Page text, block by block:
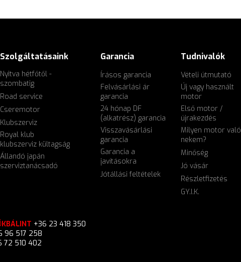
Szolgáltatásaink
Nyitva hétfőtől -
szombatig
Road service
Cseremotor
Klubszerviz
Royal klub
klubszerviz kültagság
Állandó japán
szerviztanácsadó
Garancia
Írásos garancia
Felvásárlási ár
garancia
24 hónap DF
(alkatrész) garancia
Visszavásárlási
garancia
Garancia a
javításokra
Jótállási feltételek
Tudnivalók
Vételi útmutató
Új vagy használt
motor
Első motor /
újrakezdés
Milyen motor való
nekem?
Minőség
Jó vásár
Részletfizetés
GY.I.K.
+36 23 418 350
96 517 258
72 510 402